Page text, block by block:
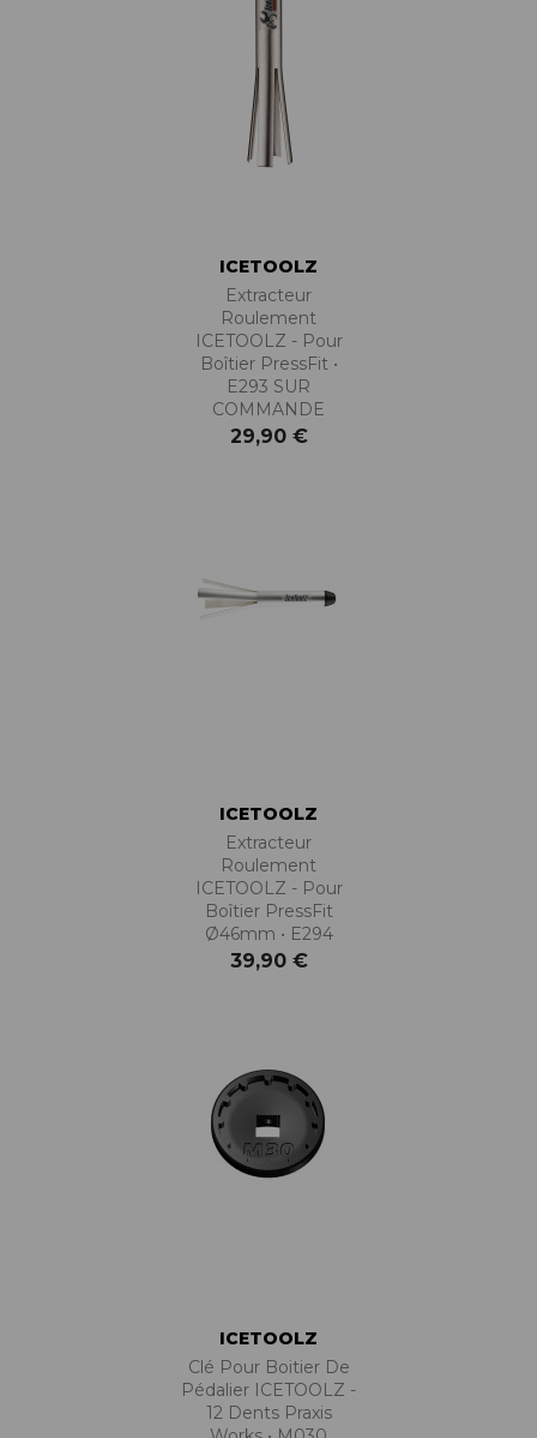
ICETOOLZ
Extracteur
Roulement
ICETOOLZ - Pour
Boîtier PressFit •
E293 SUR
COMMANDE
29,90 €
ICETOOLZ
Extracteur
Roulement
ICETOOLZ - Pour
Boîtier PressFit
Ø46mm • E294
39,90 €
ICETOOLZ
Clé Pour Boitier De
Pédalier ICETOOLZ -
12 Dents Praxis